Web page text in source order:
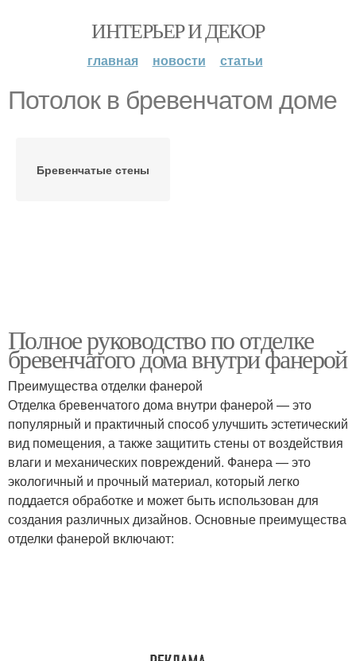
ИНТЕРЬЕР И ДЕКОР
главная новости статьи
Потолок в бревенчатом доме
Бревенчатые стены
Полное руководство по отделке
бревенчатого дома внутри фанерой
Преимущества отделки фанерой
Отделка бревенчатого дома внутри фанерой — это
популярный и практичный способ улучшить эстетический
вид помещения, а также защитить стены от воздействия
влаги и механических повреждений. Фанера — это
экологичный и прочный материал, который легко
поддается обработке и может быть использован для
создания различных дизайнов. Основные преимущества
отделки фанерой включают: